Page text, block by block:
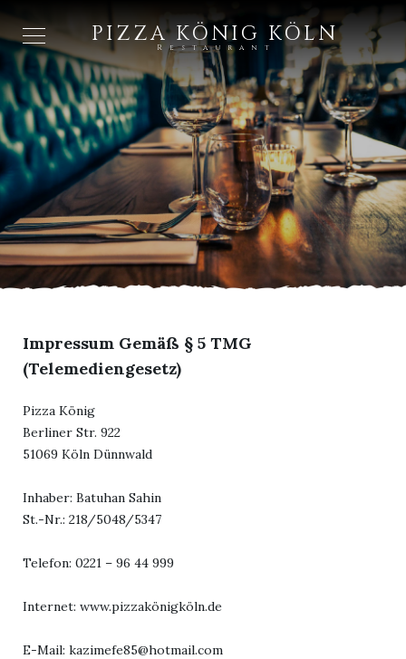
PIZZA KÖNIG KÖLN
Restaurant
Impressum Gemäß § 5 TMG
(Telemediengesetz)
Pizza König
Berliner Str. 922
51069 Köln Dünnwald
Inhaber: Batuhan Sahin
St.-Nr.: 218/5048/5347
Telefon: 0221 – 96 44 999
Internet: www.pizzakönigköln.de
E-Mail: kazimefe85@hotmail.com